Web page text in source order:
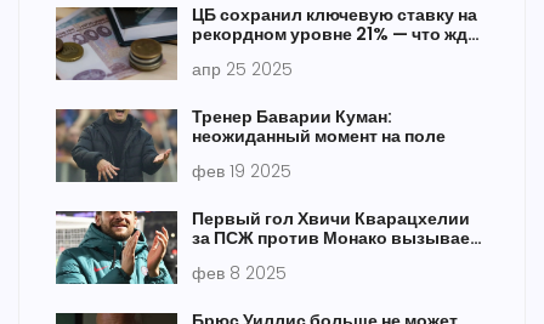
ЦБ сохранил ключевую ставку на
рекордном уровне 21% — что ждет
апр 25 2025
Тренер Баварии Куман:
неожиданный момент на поле
фев 19 2025
Первый гол Хвичи Кварацхелии
за ПСЖ против Монако вызывает
фев 8 2025